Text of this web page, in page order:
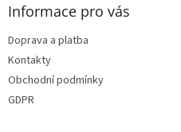
Informace pro vás
Doprava a platba
Kontakty
Obchodní podmínky
GDPR